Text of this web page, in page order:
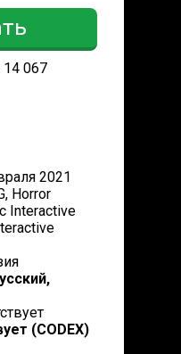
14 067
2021
Horror
Interactive
(CODEX)